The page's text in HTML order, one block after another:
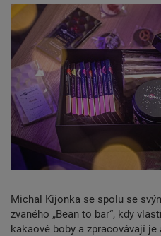
Michal Kijonka se spolu se
zvaného „Bean to bar“, kdy
kakaové boby a zpracovávají